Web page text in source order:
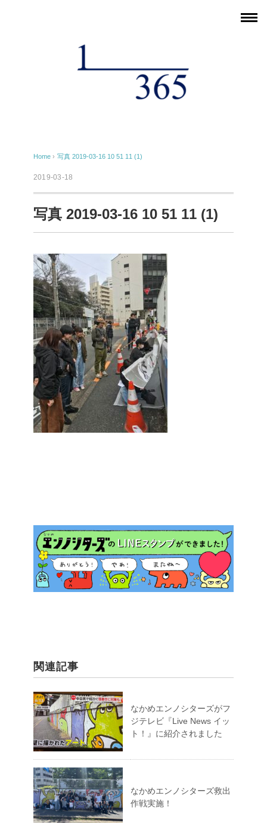
Home › 写真 2019-03-16 10 51 11 (1)
2019-03-18
写真 2019-03-16 10 51 11 (1)
関連記事
なかめエンノシターズがフ
ジテレビ『Live News イッ
ト！』に紹介されました
なかめエンノシターズ救出
作戦実施！